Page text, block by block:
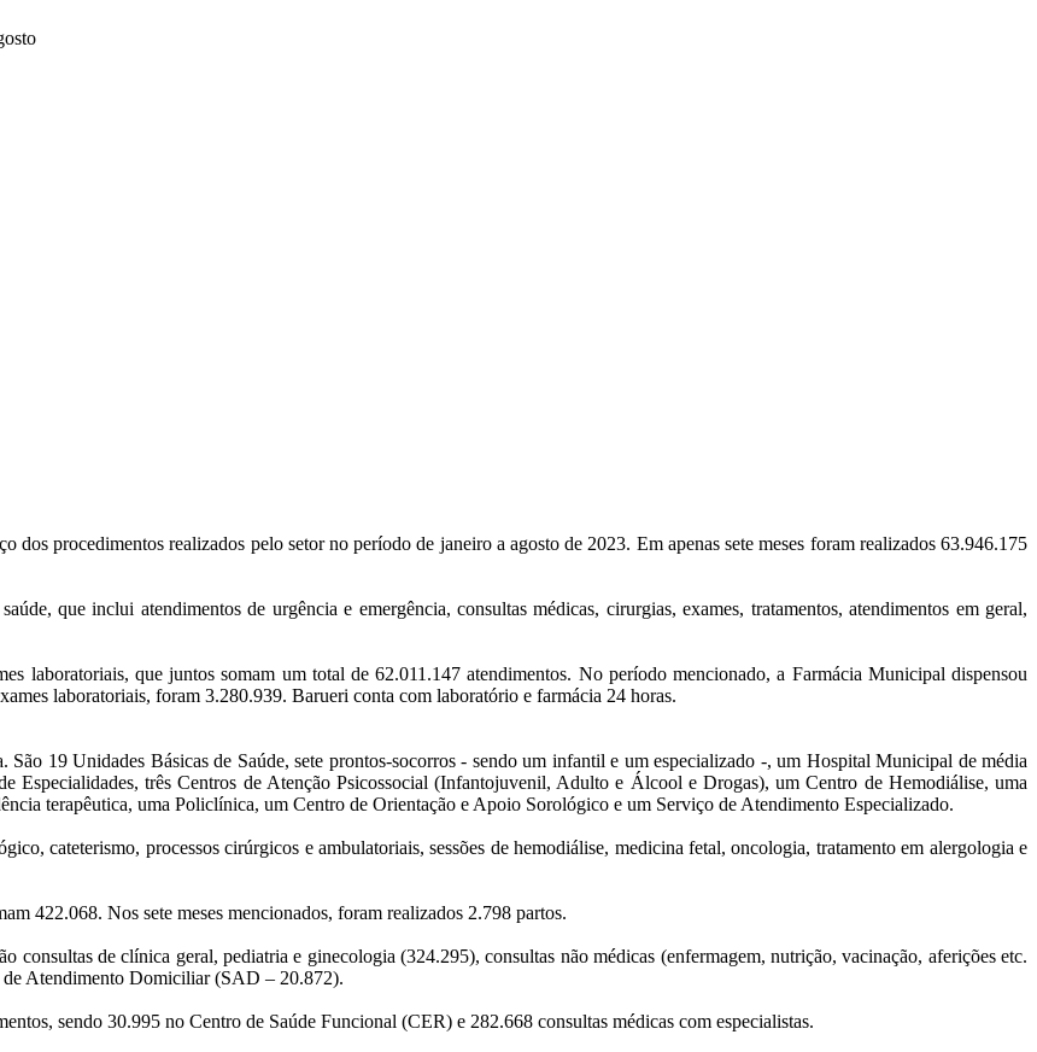
dos procedimentos realizados pelo setor no período de janeiro a agosto de 2023. Em apenas sete meses foram realizados 63.946.175
que inclui atendimentos de urgência e emergência, consultas médicas, cirurgias, exames, tratamentos, atendimentos em geral,
laboratoriais, que juntos somam um total de 62.011.147 atendimentos. No período mencionado, a Farmácia Municipal dispensou
laboratoriais, foram 3.280.939. Barueri conta com laboratório e farmácia 24 horas.
19 Unidades Básicas de Saúde, sete prontos-socorros - sendo um infantil e um especializado -, um Hospital Municipal de média
Especialidades, três Centros de Atenção Psicossocial (Infantojuvenil, Adulto e Álcool e Drogas), um Centro de Hemodiálise, uma
terapêutica, uma Policlínica, um Centro de Orientação e Apoio Sorológico e um Serviço de Atendimento Especializado.
cateterismo, processos cirúrgicos e ambulatoriais, sessões de hemodiálise, medicina fetal, oncologia, tratamento em alergologia e
422.068. Nos sete meses mencionados, foram realizados 2.798 partos.
consultas de clínica geral, pediatria e ginecologia (324.295), consultas não médicas (enfermagem, nutrição, vacinação, aferições etc.
de Atendimento Domiciliar (SAD – 20.872).
sendo 30.995 no Centro de Saúde Funcional (CER) e 282.668 consultas médicas com especialistas.